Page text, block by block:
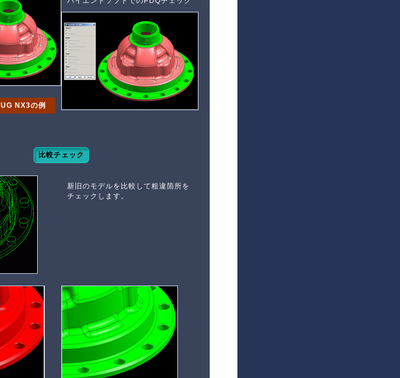
UG NX3の例
比較チェック
新旧のモデルを比較して粗違箇所を
チェックします。